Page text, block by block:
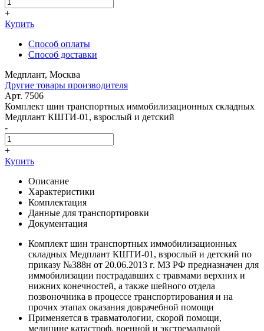
+
Купить
Способ оплаты
Способ доставки
Медплант, Москва
Другие товары производителя
Арт. 7506
Комплект шин транспортных иммобилизационных складных
Медплант КШТИ-01, взрослый и детский
-
+
Купить
Описание
Характеристики
Комплектация
Данные для транспортировки
Документация
Комплект шин транспортных иммобилизационных
складных Медплант КШТИ-01, взрослый и детский по
приказу №388н от 20.06.2013 г. МЗ РФ предназначен для
иммобилизации пострадавших с травмами верхних и
нижних конечностей, а также шейного отдела
позвоночника в процессе транспортирования и на
прочих этапах оказания доврачебной помощи
Применяется в травматологии, скорой помощи,
медицине катастроф, военной и экстремальной